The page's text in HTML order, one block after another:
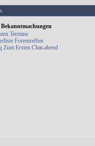
Termine
Forentreffen
Zum Ersten Chat-abend